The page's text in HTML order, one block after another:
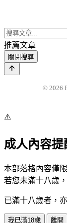
推薦文章
關閉搜尋
© 2026
⚠️
成人內容提
本部落格內容僅
若您未滿十八歲
已滿十八歲者，
我已滿18歲 離開